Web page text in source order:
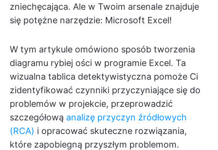
zniechęcająca. Ale w Twoim arsenale znajduje
się potężne narzędzie: Microsoft Excel!
W tym artykule omówiono sposób tworzenia
diagramu rybiej ości w programie Excel. Ta
wizualna tablica detektywistyczna pomoże Ci
zidentyfikować czynniki przyczyniające się do
problemów w projekcie, przeprowadzić
szczegółową analizę przyczyn źródłowych
(RCA) i opracować skuteczne rozwiązania,
które zapobiegną przyszłym problemom.